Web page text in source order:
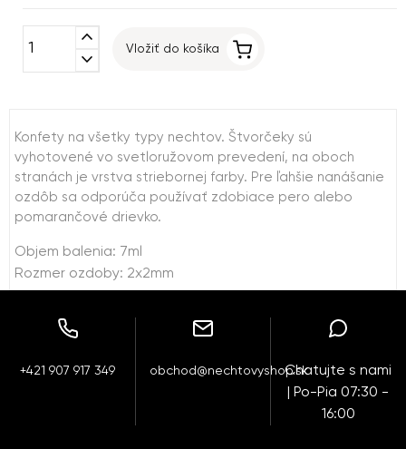
expand_less
expand_more
Vložiť do košíka
Konfety na všetky typy nechtov. Štvorčeky sú
vyhotovené vo svetloružovom prevedení, na oboch
stranách je vrstva striebornej farby. Pre ľahšie nanášanie
ozdôb sa odporúča používať zdobiace pero alebo
pomarančové drievko.
Objem balenia: 7ml
Rozmer ozdoby: 2x2mm
+421 907 917 349 obchod@nechtovyshop.skChatujte s nami
| Po-Pia 07:30 -
16:00